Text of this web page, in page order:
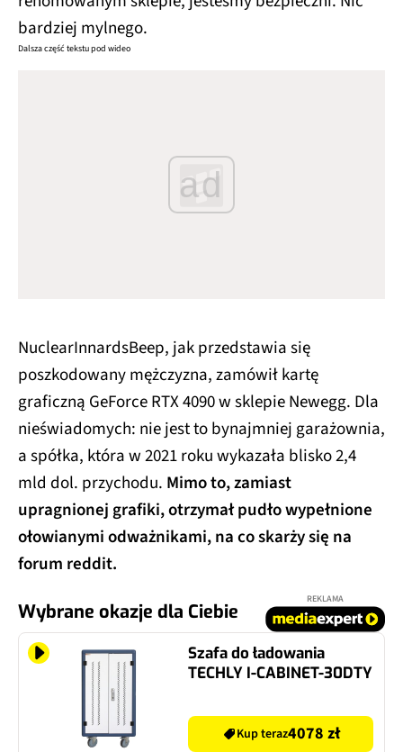
bardziej mylnego.
Dalsza część tekstu pod wideo
ad
NuclearInnardsBeep, jak przedstawia się
poszkodowany mężczyzna, zamówił kartę
graficzną GeForce RTX 4090 w sklepie Newegg. Dla
nieświadomych: nie jest to bynajmniej garażownia,
a spółka, która w 2021 roku wykazała blisko 2,4
mld dol. przychodu. Mimo to, zamiast
upragnionej grafiki, otrzymał pudło wypełnione
ołowianymi odważnikami, na co skarży się na
forum reddit.
Wybrane okazje dla Ciebie
REKLAMA
Szafa do ładowania
TECHLY I-CABINET-30DTY
Kup teraz4078 zł